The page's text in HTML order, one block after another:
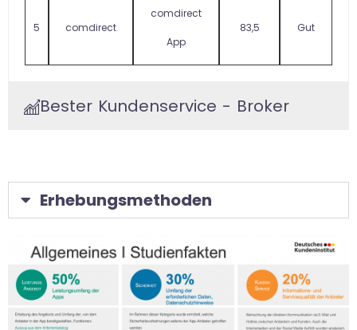
5 comdirect
comdirect
App
83,5 Gut
Bester Kundenservice - Broker
Erhebungsmethoden